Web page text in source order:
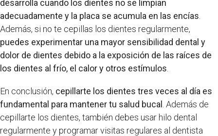
desarrolla cuando los dientes no se limpian
adecuadamente y la placa se acumula en las encías
Además, si no te cepillas los dientes regularmente,
puedes experimentar una mayor sensibilidad dental y
dolor de dientes debido a la exposición de las raíces de
los dientes al frío, el calor y otros estímulos
En conclusión, cepillarte los dientes tres veces al día es
fundamental para mantener tu salud bucal . Además de
cepillarte los dientes, también debes usar hilo dental
regularmente y programar visitas regulares al dentista